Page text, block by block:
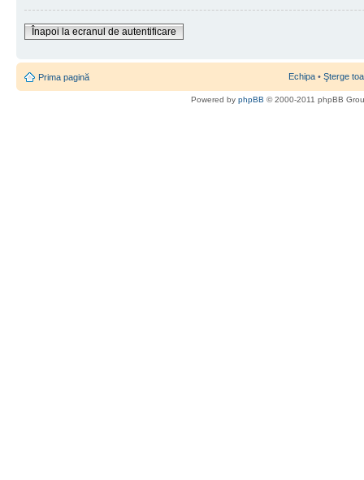
Înapoi la ecranul de autentificare
Prima pagină Echipa • Şterge
Powered by phpBB © 2000-2011 phpBB